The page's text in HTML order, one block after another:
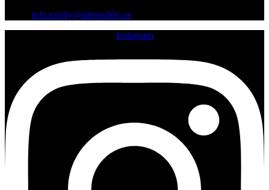
info.torsby@adrepublic.se
Instagram